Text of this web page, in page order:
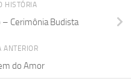
HISTÓRIA
– Cerimônia Budista
ANTERIOR
do Amor